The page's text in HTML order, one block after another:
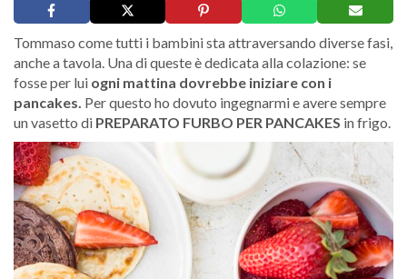
Tommaso come tutti i bambini sta attraversando diverse fasi,
anche a tavola. Una di queste è dedicata alla colazione: se
fosse per lui ogni mattina dovrebbe iniziare con i
pancakes. Per questo ho dovuto ingegnarmi e avere sempre
un vasetto di PREPARATO FURBO PER PANCAKES in frigo.